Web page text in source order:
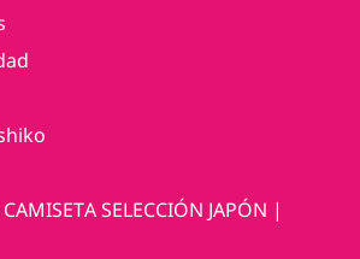
SELECCIÓN JAPÓN |